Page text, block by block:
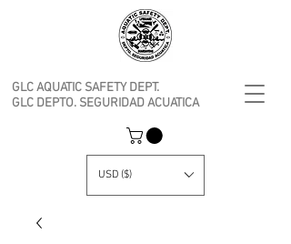
GLC AQUATIC SAFETY DEPT.
GLC DEPTO. SEGURIDAD ACUATICA
USD ($)